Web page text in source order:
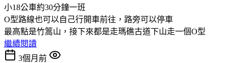
小18公車約30分鐘一班
O型路線也可以自己行開車前往，路旁可以停車
最高點是竹篙山，接下來都是走瑪礁古道下山走一個O型
繼續閱讀
3個月前